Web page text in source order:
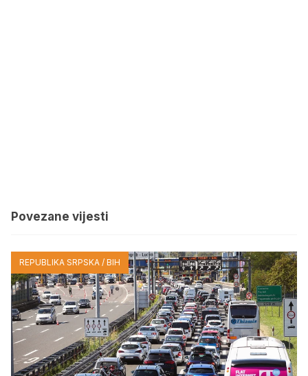
Povezane vijesti
REPUBLIKA SRPSKA / BIH